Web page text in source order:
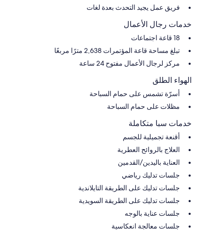
فريق عمل يجيد التحدث بعدة لغات
خدمات رجال الأعمال
18 قاعة اجتماعات
تبلغ مساحة قاعة المؤتمرات 2,638 مترًا مربعًا
مركز لرجال الأعمال مفتوح 24 ساعة
الهواء الطلق
أسرّة تشمس على حمام السباحة
مظلات على حمام السباحة
خدمات سبا متكاملة
أقنعة تجميلية للجسم
العلاج بالروائح العطرية
العناية باليدين/القدمين
جلسات تدليك رياضي
جلسات تدليك على الطريقة التايلاندية
جلسات تدليك على الطريقة السويدية
جلسات عناية بالوجه
جلسات معالجة انعكاسية